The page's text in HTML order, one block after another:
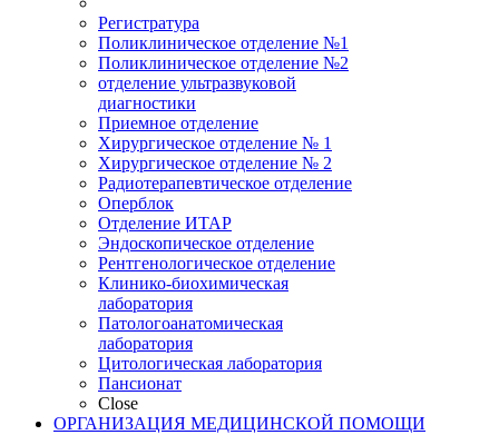
Регистратура
Поликлиническое отделение №1
Поликлиническое отделение №2
отделение ультразвуковой
диагностики
Приемное отделение
Хирургическое отделение № 1
Хирургическое отделение № 2
Радиотерапевтическое отделение
Оперблок
Отделение ИТАР
Эндоскопическое отделение
Рентгенологическое отделение
Клинико-биохимическая
лаборатория
Патологоанатомическая
лаборатория
Цитологическая лаборатория
Пансионат
Close
ОРГАНИЗАЦИЯ МЕДИЦИНСКОЙ ПОМОЩИ